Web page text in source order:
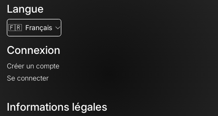
Langue
🇫🇷 Français
Connexion
Créer un compte
Se connecter
Informations légales